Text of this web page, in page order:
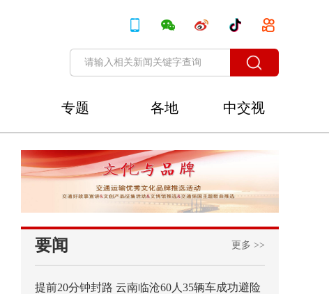
专题 各地
中交视
讯
要闻 更多 >>
提前20分钟封路 云南临沧60人35辆车成功避险